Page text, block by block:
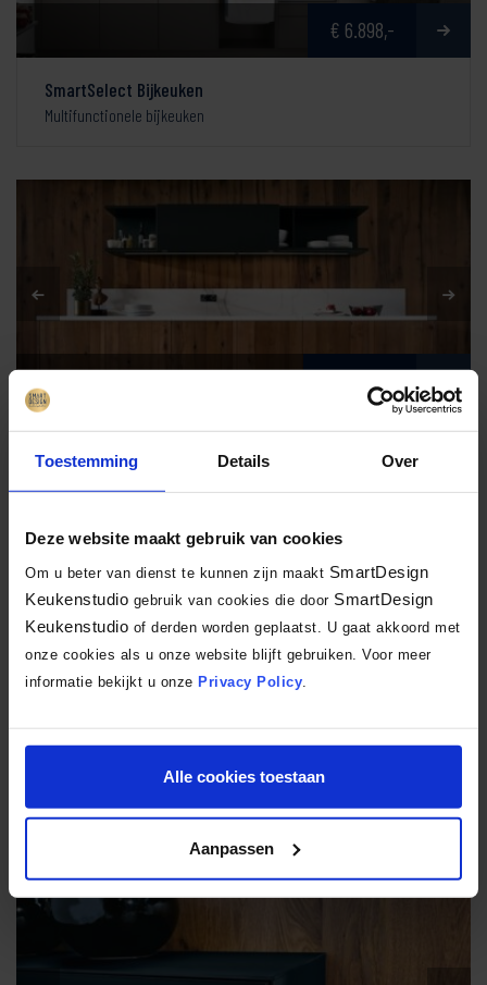
Toestemming Details Over
Deze website maakt gebruik van cookies
Om u beter van dienst te kunnen zijn maakt SmartDesign
Keukenstudio gebruik van cookies die door SmartDesign
Keukenstudio of derden worden geplaatst. U gaat akkoord met
onze cookies als u onze website blijft gebruiken. Voor meer
informatie bekijkt u onze Privacy Policy
Alle cookies toestaan
Aanpassen
€ 6.898,-
SmartSelect Bijkeuken
Multifunctionele bijkeuken
€ 51.870,-
next125 Jaguargroen Keuken
NX 500 | NX 650
Bijkeuken Schüller
SmartSelect Nova